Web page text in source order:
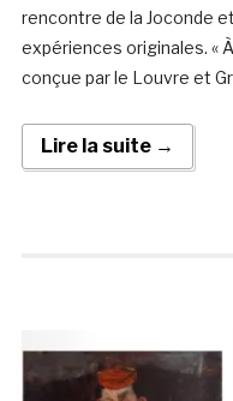
rencontre de la Joconde
expériences originales. «
conçue par le Louvre et
Lire la suite →